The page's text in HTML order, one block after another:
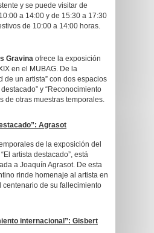
y se puede visitar de
a 14:00 y de 15:30 a 17:30
de 10:00 a 14:00 horas.
Gravina ofrece la exposición
en el MUBAG. De la
de un artista” con dos espacios
y “Reconocimiento
de otras muestras temporales.
Agrasot
de la exposición del
artista destacado”, está
a Joaquín Agrasot. De esta
rinde homenaje al artista en
centenario de su fallecimiento
internacional”: Gisbert